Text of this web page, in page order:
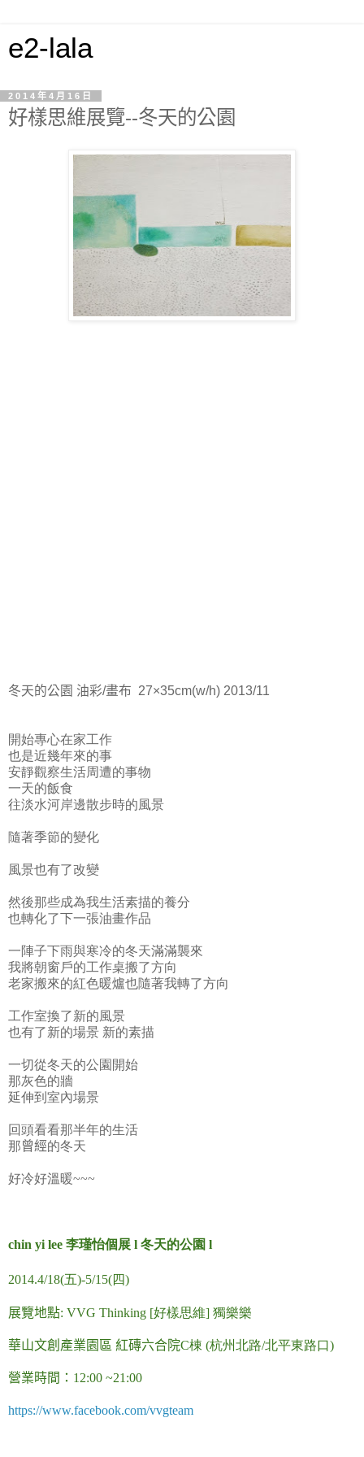
e2-lala
2014年4月16日
好樣思維展覽--冬天的公園
冬天的公園 油彩/畫布 27×35cm(w/h) 2013/11
開始專心在家工作
也是近幾年來的事
安靜觀察生活周遭的事物
一天的飯食
往淡水河岸邊散步時的風景
隨著季節的變化
風景也有了改變
然後那些成為我生活素描的養分
也轉化了下一張油畫作品
一陣子下雨與寒冷的冬天滿滿襲來
我將朝窗戶的工作桌搬了方向
老家搬來的紅色暖爐也隨著我轉了方向
工作室換了新的風景
也有了新的場景 新的素描
一切從冬天的公園開始
那灰色的牆
延伸到室內場景
回頭看看那半年的生活
那曾經的冬天
好冷好溫暖~~~
chin yi lee 李瑾怡個展 l 冬天的公園 l
2014.4/18(五)-5/15(四)
展覽地點: VVG Thinking [好樣思維] 獨樂樂
華山文創產業園區 紅磚六合院C棟 (杭州北路/北平東路口)
營業時間： 12:00 ~21:00
https://www.facebook.com/vvgteam